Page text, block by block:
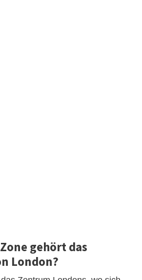
gehört das
London?